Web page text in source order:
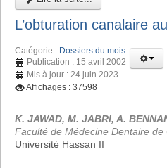
L’obturation canalaire
Catégorie : Dossiers du mois
Publication : 15 avril 2002
Mis à jour : 24 juin 2023
Affichages : 37598
K. JAWAD, M. JABRI, A.
Faculté de Médecine Dentaire de
Université Hassan II